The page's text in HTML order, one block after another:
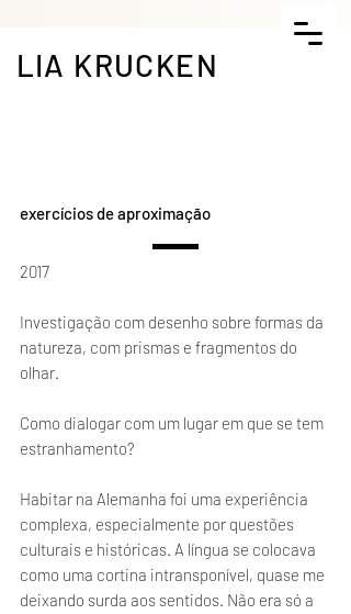
LIA KRUCKEN
exercícios de aproximação
2017
Investigação com desenho sobre formas da
natureza, com prismas e fragmentos do
olhar.
Como dialogar com um lugar em que se tem
estranhamento?
Habitar na Alemanha foi uma experiência
complexa, especialmente por questões
culturais e históricas. A língua se colocava
como uma cortina intransponível, quase me
deixando surda aos sentidos. Não era só a